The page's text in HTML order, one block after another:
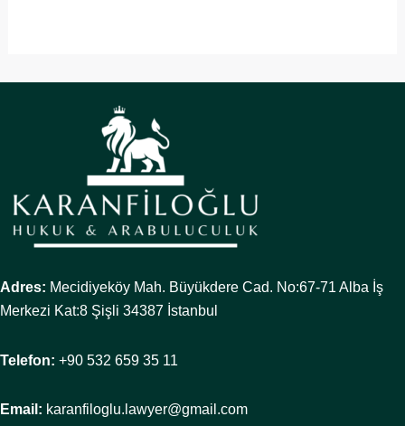
Adres: Mecidiyeköy Mah. Büyükdere Cad. No:67-71 Alba İş
Merkezi Kat:8 Şişli 34387 İstanbul
Telefon: +90 532 659 35 11
Email: karanfiloglu.lawyer@gmail.com